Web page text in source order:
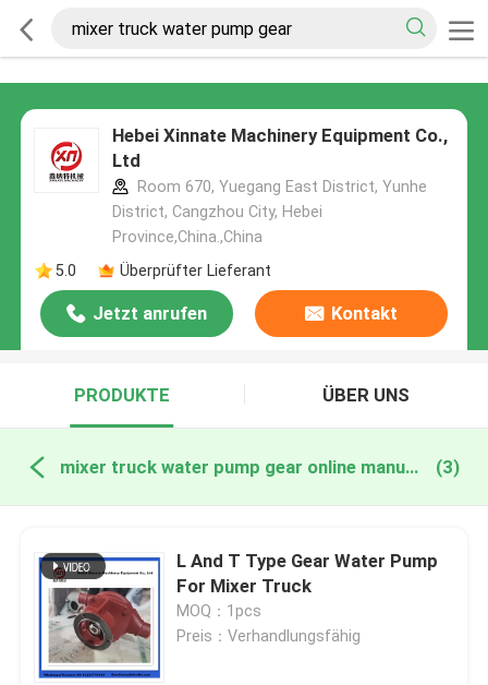
Hebei Xinnate Machinery Equipment Co.,
Ltd
Room 670, Yuegang East District, Yunhe
District, Cangzhou City, Hebei
Province,China.,China
5.0
Überprüfter Lieferant
Jetzt anrufen Kontakt
PRODUKTE ÜBER UNS
mixer truck water pump gear online manufacture (3)
L And T Type Gear Water Pump
For Mixer Truck
MOQ：1pcs
Preis：Verhandlungsfähig